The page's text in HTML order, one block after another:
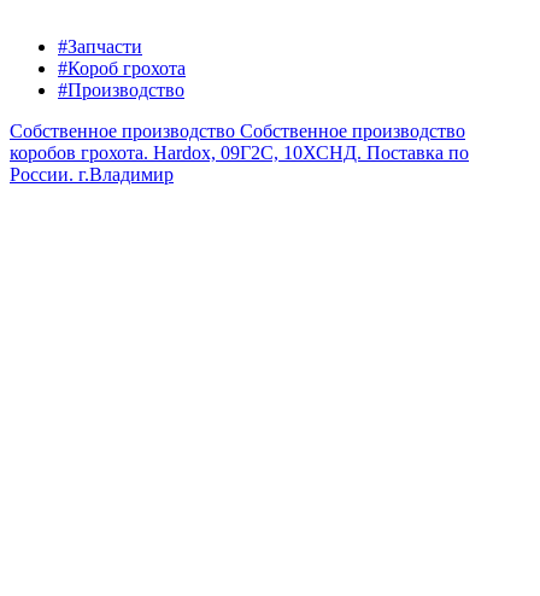
#Запчасти
#Короб грохота
#Производство
Собственное производство Собственное производство
коробов грохота. Hardox, 09Г2С, 10ХСНД. Поставка по
России. г.Владимир